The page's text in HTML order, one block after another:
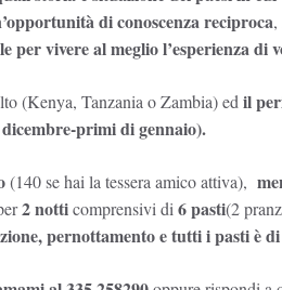
di conoscenza reciproca,
per vivere al meglio l’esperienza
(Kenya, Tanzania o Zambia) ed il
primi di gennaio).
(140 se hai la tessera amico attiva),
2 notticomprensivi di 6 pasti(2
pernottamento e tutti i pasti è